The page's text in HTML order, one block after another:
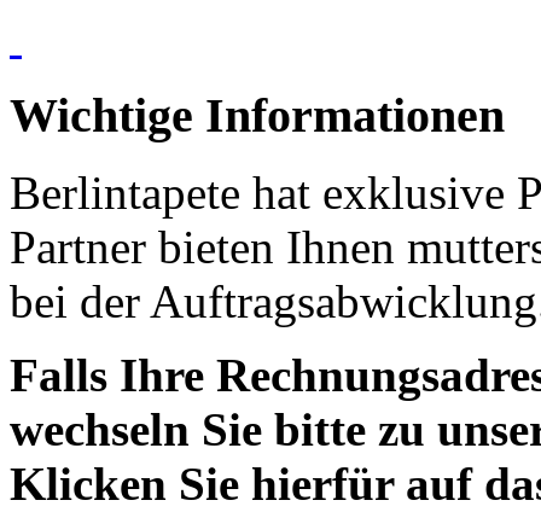
Wichtige Informationen
Berlintapete hat exklusive
Partner bieten Ihnen
bei der
Falls Ihre
wechseln Sie bitte zu
Klicken Sie hierfür auf